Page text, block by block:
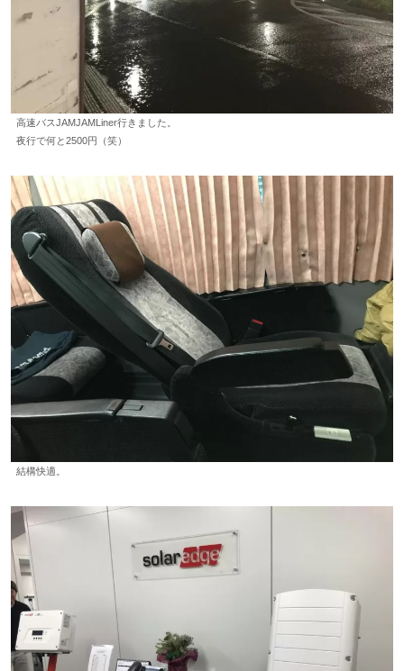
高速バスJAMJAMLiner行きました。
夜行で何と2500円（笑）
結構快適。